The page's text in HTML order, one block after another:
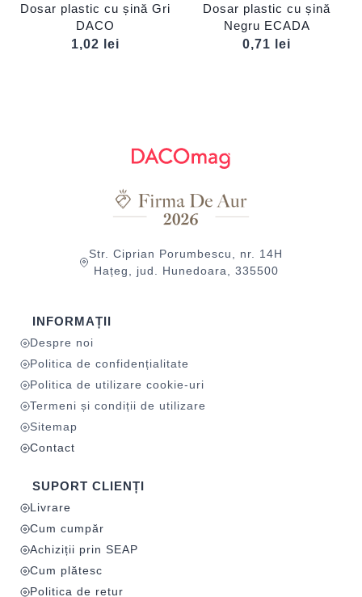
Dosar plastic cu șină Gri
DACO
1,02
lei
Dosar plastic cu șină
Negru ECADA
0,71
lei
Str. Ciprian Porumbescu, nr. 14H
Hațeg, jud. Hunedoara, 335500
INFORMAȚII
Despre noi
Politica de confidențialitate
Politica de utilizare cookie-uri
Termeni și condiții de utilizare
Sitemap
Contact
SUPORT CLIENȚI
Livrare
Cum cumpăr
Achiziții prin SEAP
Cum plătesc
Politica de retur